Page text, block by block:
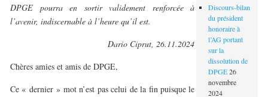
DPGE pourra en sortir validement renforcée à
l’avenir, indiscernable à l’heure qu’il est.
Dario Ciprut, 26.11.2024
Chères amies et amis de DPGE,
Ce « dernier » mot n’est pas celui de la fin puisque le
Discours-bilan
du président
honoraire à
l’AG portant
sur la
dissolution de
DPGE 26
novembre
2024